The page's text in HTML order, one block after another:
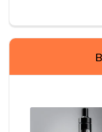
Bu ürünün yedek